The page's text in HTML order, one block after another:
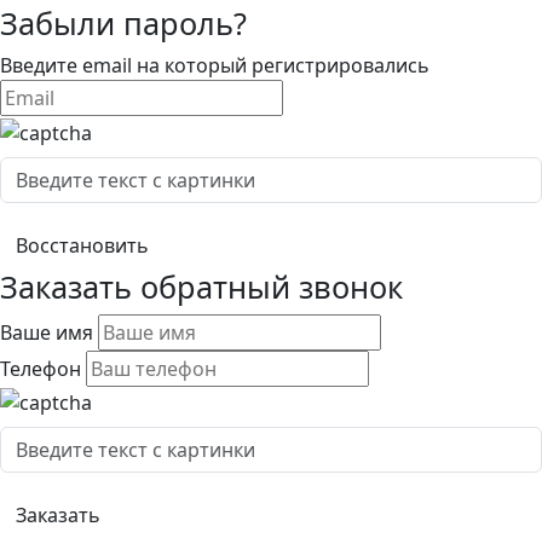
Забыли пароль?
Введите email на который регистрировались
Заказать обратный звонок
Ваше имя
Телефон